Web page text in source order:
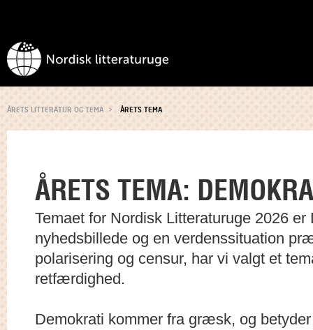
ÅRETS LITTERATUR OG TEMA ÅRETS TEMA
ÅRETS TEMA:
Temaet for Nordisk Litteraturuge 2026
nyhedsbillede og en verdenssituation
polarisering og censur, har vi valgt et
retfærdighed.
Demokrati kommer fra græsk, og